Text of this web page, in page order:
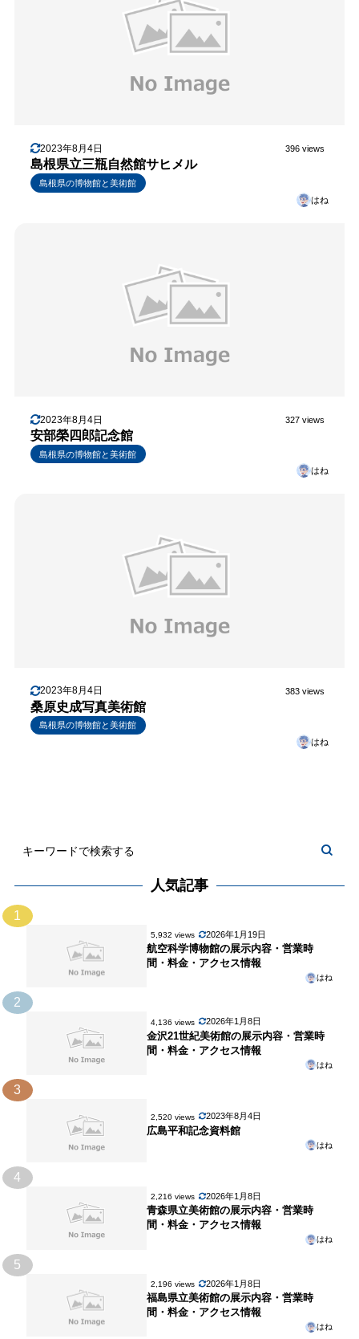
2023年8月4日 396 views
島根県立三瓶自然館サヒメル
島根県の博物館と美術館
はね
2023年8月4日 327 views
安部榮四郎記念館
島根県の博物館と美術館
はね
2023年8月4日 383 views
桑原史成写真美術館
島根県の博物館と美術館
はね
人気記事
1
5,932 views 2026年1月19日
航空科学博物館の展示内容・営業時
間・料金・アクセス情報
はね
2
4,136 views 2026年1月8日
金沢21世紀美術館の展示内容・営業時
間・料金・アクセス情報
はね
3
2,520 views 2023年8月4日
広島平和記念資料館
はね
4
2,216 views 2026年1月8日
青森県立美術館の展示内容・営業時
間・料金・アクセス情報
はね
5
2,196 views 2026年1月8日
福島県立美術館の展示内容・営業時
間・料金・アクセス情報
はね